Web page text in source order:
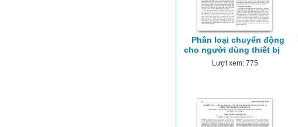
Phân loại chuyển động
cho người dùng thiết bị
Lượt xem: 775